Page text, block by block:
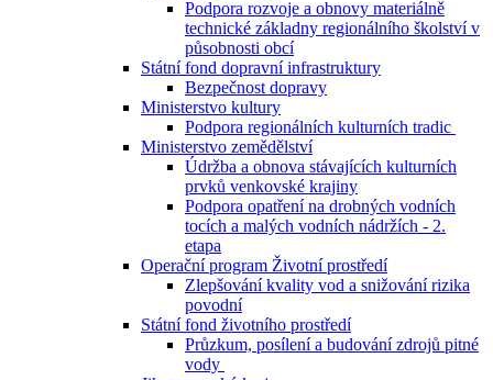
Podpora rozvoje a obnovy materiálně
technické základny regionálního školství v
působnosti obcí
Státní fond dopravní infrastruktury
Bezpečnost dopravy
Ministerstvo kultury
Podpora regionálních kulturních tradic
Ministerstvo zemědělství
Údržba a obnova stávajících kulturních
prvků venkovské krajiny
Podpora opatření na drobných vodních
tocích a malých vodních nádržích - 2.
etapa
Operační program Životní prostředí
Zlepšování kvality vod a snižování rizika
povodní
Státní fond životního prostředí
Průzkum, posílení a budování zdrojů pitné
vody